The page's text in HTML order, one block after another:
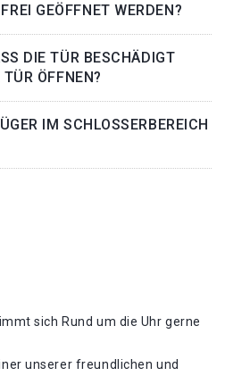
GEÖFFNET WERDEN?
DIE TÜR BESCHÄDIGT
ÖFFNEN?
IM SCHLOSSERBEREICH
sich Rund um die Uhr gerne
unserer freundlichen und